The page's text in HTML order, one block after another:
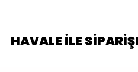
HAVALE İLE